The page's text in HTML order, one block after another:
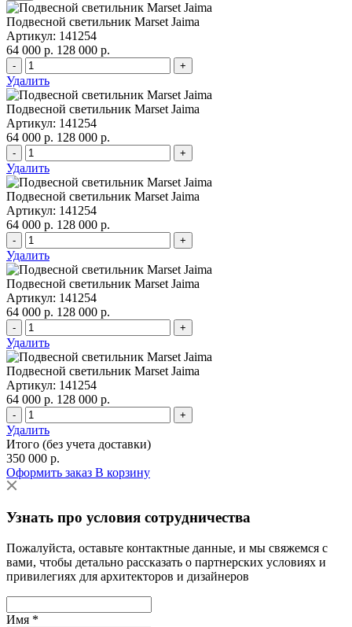
Подвесной светильник Marset Jaima
Артикул: 141254
64 000 р. 128 000 р.
- +
Удалить
Подвесной светильник Marset Jaima
Артикул: 141254
64 000 р. 128 000 р.
- +
Удалить
Подвесной светильник Marset Jaima
Артикул: 141254
64 000 р. 128 000 р.
- +
Удалить
Подвесной светильник Marset Jaima
Артикул: 141254
64 000 р. 128 000 р.
- +
Удалить
Подвесной светильник Marset Jaima
Артикул: 141254
64 000 р. 128 000 р.
- +
Удалить
Итого (без учета доставки)
350 000 р.
Оформить заказ В корзину
Узнать про условия сотрудничества
Пожалуйста, оставьте контактные данные, и мы свяжемся с
вами, чтобы детально рассказать о партнерских условиях и
привилегиях для архитекторов и дизайнеров
Имя *